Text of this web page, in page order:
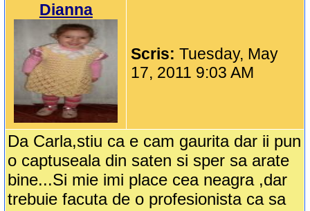
Dianna
Scris:Tuesday, May
17, 2011 9:03 AM
Da Carla,stiu ca e cam gaurita dar ii pun
o captuseala din saten si sper sa arate
bine...Si mie imi place cea neagra ,dar
trebuie facuta de o profesionista ca sa